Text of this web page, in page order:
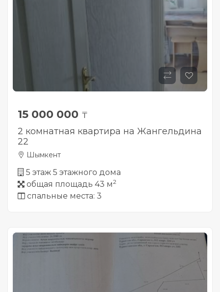
15 000 000 ₸
2 комнатная квартира на Жангельдина
22
Шымкент
5 этаж 5 этажного дома
общая площадь 43 м2
спальные места: 3